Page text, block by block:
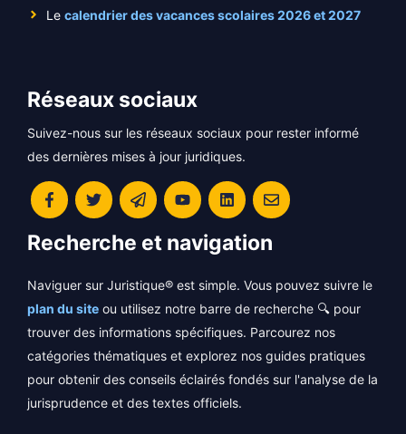
Le calendrier des vacances scolaires 2026 et 2027
Réseaux sociaux
Suivez-nous sur les réseaux sociaux pour rester informé
des dernières mises à jour juridiques.
Recherche et navigation
Naviguer sur Juristique® est simple. Vous pouvez suivre le
plan du site ou utilisez notre barre de recherche 🔍 pour
trouver des informations spécifiques. Parcourez nos
catégories thématiques et explorez nos guides pratiques
pour obtenir des conseils éclairés fondés sur l'analyse de la
jurisprudence et des textes officiels.